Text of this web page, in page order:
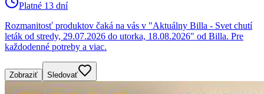
Platné 13 dní
Rozmanitosť produktov čaká na vás v "Aktuálny Billa - Svet chutí
leták od stredy, 29.07.2026 do utorka, 18.08.2026" od Billa. Pre
každodenné potreby a viac.
Zobraziť Sledovať